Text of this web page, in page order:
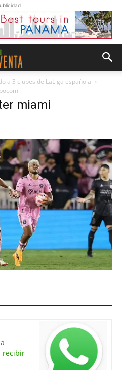
a 3 clubes de LaLiga española
miami
recibir